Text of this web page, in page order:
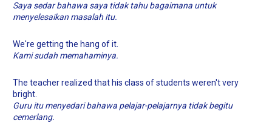
Saya sedar bahawa saya tidak tahu bagaimana untuk
menyelesaikan masalah itu.
We're getting the hang of it.
Kami sudah memahaminya.
The teacher realized that his class of students weren't very
bright.
Guru itu menyedari bahawa pelajar-pelajarnya tidak begitu
cemerlang.